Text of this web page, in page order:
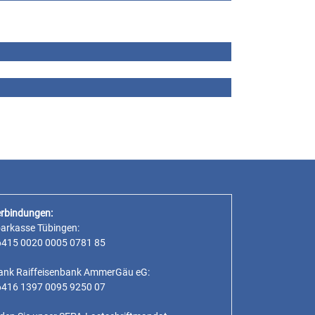
Tübingen:
0020 0005 0781 85
Raiffeisenbank AmmerGäu eG:
1397 0095 9250 07